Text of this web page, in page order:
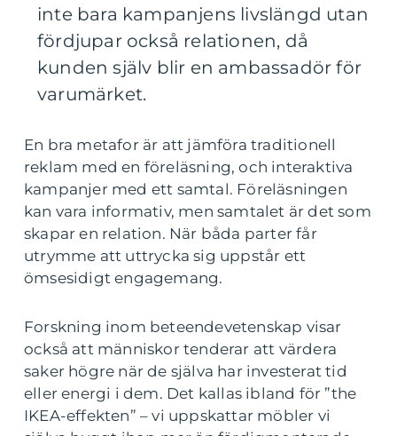
inte bara kampanjens livslängd utan
fördjupar också relationen, då
kunden själv blir en ambassadör för
varumärket.
En bra metafor är att jämföra traditionell
reklam med en föreläsning, och interaktiva
kampanjer med ett samtal. Föreläsningen
kan vara informativ, men samtalet är det som
skapar en relation. När båda parter får
utrymme att uttrycka sig uppstår ett
ömsesidigt engagemang.
Forskning inom beteendevetenskap visar
också att människor tenderar att värdera
saker högre när de själva har investerat tid
eller energi i dem. Det kallas ibland för ”the
IKEA-effekten” – vi uppskattar möbler vi